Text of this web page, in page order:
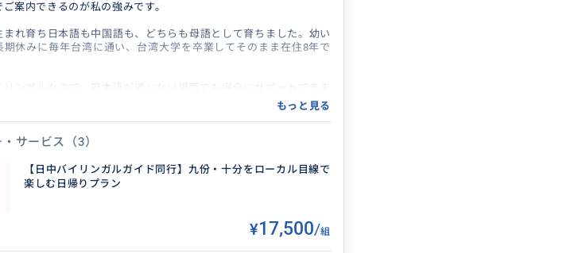
ご案内できるのが私の強みです。
まれ育ち日本語も中国語も、どちらも母語として育ちました。幼い
期休みに毎年台湾に通い、台湾大学を卒業してそのまま在住8年で
での値段交渉、お店のおじさんとの雑談、ローカル食堂での注文
るで台湾に友人ができたような感覚、それを目指しています。
穴場も知りたい」「ガイドブックより一歩踏み込んだ台湾が見た
なご要望、大歓迎です。事前のご相談から一緒に旅をつくっていけ
もっと見る
・サービス （3）
【日中バイリンガルガイド同行】九份・十分をローカル目線で
楽しむ日帰りプラン
¥17,500/組